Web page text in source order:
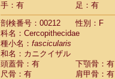
手：有
足：有
剖検番号：00212
性別：F
科名：Cercopithecidae
種小名： fascicularis
和名：カニクイザル
頭蓋骨：有
下顎骨：有
尺骨：有
肩甲骨：有